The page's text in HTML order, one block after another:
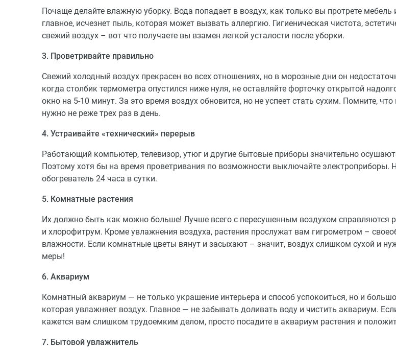
Почаще делайте влажную уборку. Вода попадает в воздух, как только вы протрете
главное, исчезнет пыль, которая может вызвать аллергию. Гигиеническая чистота,
свежий воздух – вот что получаете вы взамен легкой усталости после уборки.
3. Проветривайте правильно
Свежий холодный воздух прекрасен во всех отношениях, но в морозные дни он
когда столбик термометра опустился ниже нуля, не оставляйте форточку открытой
окно на 5-10 минут. За это время воздух обновится, но не успеет стать сухим. Помните,
нужно не реже трех раз в день.
4. Устраивайте «технический» перерыв
Работающий компьютер, телевизор, утюг и другие бытовые приборы значительно
Поэтому хотя бы на время проветривания по возможности выключайте электроприборы.
обогреватель 24 часа в сутки.
5. Комнатные растения
Их должно быть как можно больше! Лучше всего с пересушенным воздухом справляются
и хлорофитрум. Кроме увлажнения воздуха, растения прослужат вам гигрометром –
влажности. Если комнатные цветы вянут и засыхают – значит, воздух слишком сухой и
меры!
6. Аквариум
Комнатный аквариум ― не только украшение интерьера и способ успокоиться, но и
которая увлажняет воздух. Главное — не забывать доливать воду и чистить аквариум.
кажется вам слишком трудоемким делом, просто посадите в аквариум растения и
7. Бытовой увлажнитель